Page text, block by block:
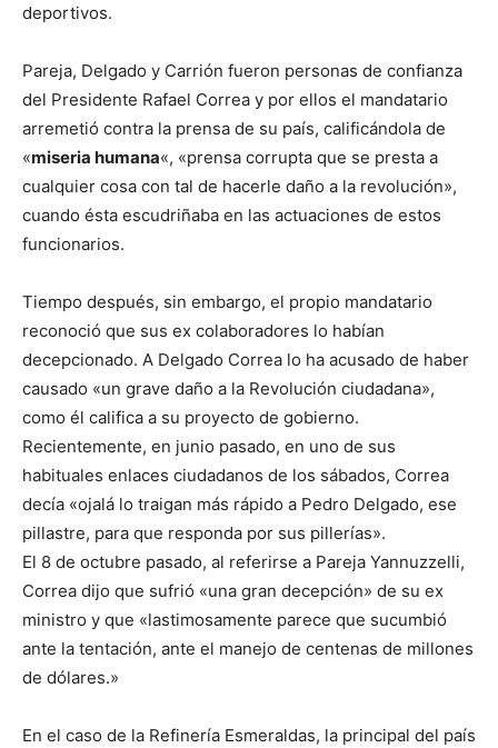
deportivos.
Pareja, Delgado y Carrión fueron personas de confianza
del Presidente Rafael Correa y por ellos el mandatario
arremetió contra la prensa de su país, calificándola de
«miseria humana«, «prensa corrupta que se presta a
cualquier cosa con tal de hacerle daño a la revolución»,
cuando ésta escudriñaba en las actuaciones de estos
funcionarios.
Tiempo después, sin embargo, el propio mandatario
reconoció que sus ex colaboradores lo habían
decepcionado. A Delgado Correa lo ha acusado de haber
causado «un grave daño a la Revolución ciudadana»,
como él califica a su proyecto de gobierno.
Recientemente, en junio pasado, en uno de sus
habituales enlaces ciudadanos de los sábados, Correa
decía «ojalá lo traigan más rápido a Pedro Delgado, ese
pillastre, para que responda por sus pillerías».
El 8 de octubre pasado, al referirse a Pareja Yannuzzelli,
Correa dijo que sufrió «una gran decepción» de su ex
ministro y que «lastimosamente parece que sucumbió
ante la tentación, ante el manejo de centenas de millones
de dólares.»
En el caso de la Refinería Esmeraldas, la principal del país